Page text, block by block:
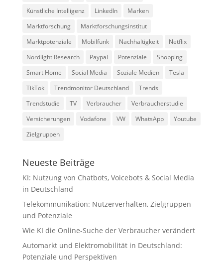
Künstliche Intelligenz
LinkedIn
Marken
Marktforschung
Marktforschungsinstitut
Marktpotenziale
Mobilfunk Nachhaltigkeit
Netflix
Nordlight Research
Paypal Potenziale
Shopping
Smart Home
Social Media Soziale Medien
Tesla
TikTok
Trendmonitor Deutschland
Trends
Trendstudie
TV Verbraucher
Verbraucherstudie
Versicherungen
Vodafone VW WhatsApp
Youtube
Zielgruppen
Neueste Beiträge
KI: Nutzung von Chatbots, Voicebots & Social Media
in Deutschland
Telekommunikation: Nutzerverhalten, Zielgruppen
und Potenziale
Wie KI die Online-Suche der Verbraucher verändert
Automarkt und Elektromobilität in Deutschland:
Potenziale und Perspektiven